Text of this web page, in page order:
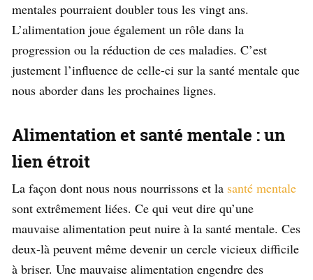
mentales pourraient doubler tous les vingt ans.
L’alimentation joue également un rôle dans la
progression ou la réduction de ces maladies. C’est
justement l’influence de celle-ci sur la santé mentale que
nous aborder dans les prochaines lignes.
Alimentation et santé mentale : un
lien étroit
La façon dont nous nous nourrissons et la santé mentale
sont extrêmement liées. Ce qui veut dire qu’une
mauvaise alimentation peut nuire à la santé mentale. Ces
deux-là peuvent même devenir un cercle vicieux difficile
à briser. Une mauvaise alimentation engendre des